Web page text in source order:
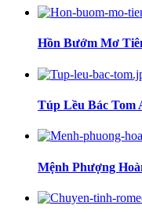
Hồn Bướm Mơ
Túp Lều Bác Tom
Mệnh Phượng